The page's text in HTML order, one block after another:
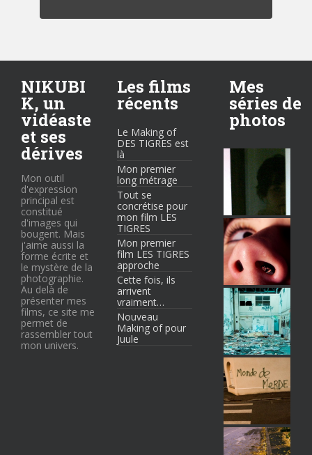
NIKUBI
K, un
vidéaste
et ses
dérives
Mon outil
d'expression
principal est
constitué
d'images qui
bougent. Mais
j'aime aussi la
forme écrite et
le mystère de la
photographie.
Au delà de
présenter mes
films, ce site me
permet de
rassembler tout
mon univers.
Les films
récents
Le Making of
DES TIGRES est
là
Mon premier
long métrage
Tout se
concrétise pour
mon film LES
TIGRES
Mon premier
film LES TIGRES
approche
Cette fois, ils
arrivent
vraiment…
Nouveau
Making of pour
Juule
Mes
séries de
photos